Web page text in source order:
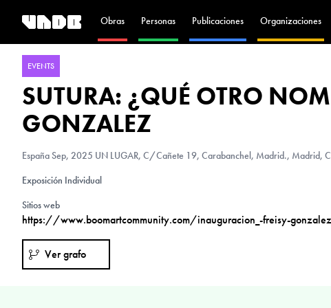
Obras Personas Publicaciones Organizaciones
EVENTS
SUTURA: ¿QUÉ OTRO
GONZALEZ
EspañaSep, 2025 UN LUGAR, C/Cañete 19, Carabanchel, Madrid., Madrid,
Exposición Individual
Sitios web
https://www.boomartcommunity.com/inauguracion_-freisy-
Ver grafo